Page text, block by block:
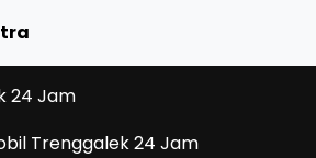
24 Jam
Trenggalek 24 Jam